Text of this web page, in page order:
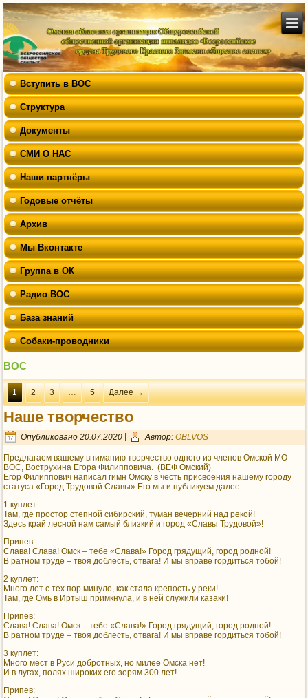
Вступить в ВОС
Структура
Документы
СМИ О НАС
Наши партнёры
Годовые отчёты
Архив
Мы Вконтакте
Группа в ОК
Радио ВОС
База знаний
Собаки-проводники
ВОС
1 2 3 … 5 Далее →
Наше творчество
Опубликовано 20.07.2020 Автор: OBLVOS
Предлагаем вашему вниманию творчество одного из членов Омской МО
ВОС, Вострухина Егора Филипповича. (ВЕФ Омский)
Егор Филиппович написал гимн Омску в честь присвоения нашему городу
статуса «Город Трудовой Славы» Его мы и публикуем далее.
1 куплет:
Там, где простор степной сибирский, туман вечерний над рекой!
Здесь край лесной нам самый близкий и город «Славы Трудовой»!
Припев:
Слава! Слава! Омск – тебе «Слава!» Город грядущий, город родной!
В ратном труде – твоя доблесть, отвага! И мы вправе гордиться тобой!
2 куплет:
Много лет с тех пор минуло, как стала крепость у реки!
Там, где Омь в Иртыш примкнула, и в ней служили казаки!
Припев:
Слава! Слава! Омск – тебе «Слава!» Город грядущий, город родной!
В ратном труде – твоя доблесть, отвага! И мы вправе гордиться тобой!
3 куплет:
Много мест в Руси добротных, но милее Омска нет!
И в лугах, полях широких его зорям 300 лет!
Припев: